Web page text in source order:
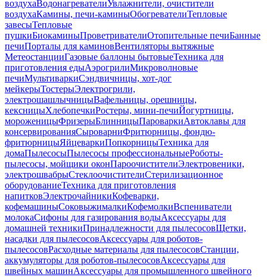
воздухаВодонагревателиУвлажнители, очистители
воздухаКамины, печи-каминыОбогревателиТепловые
завесыТепловые
пушкиБиокаминыПроветривателиОтопительные печиБанные
печиПорталы для каминовВентиляторы вытяжные
МетеостанцииГазовые баллоны бытовыеТехника для
приготовления едыАэрогрилиМикроволновые
печиМультиваркиСэндвичницы, хот-дог
мейкерыТостерыЭлектрогрили,
электрошашлычницыВафельницы, орешницы,
кексницыХлебопечкиРостеры, мини-печиЙогуртницы,
мороженицыФризерыБлинницыПароваркиАвтоклавы для
консервированияСыроварниФритюрницы, фондю-
фритюрницыЯйцеваркиПопкорницыТехника для
домаПылесосыПылесосы профессиональныеРоботы-
пылесосы, мойщики оконПароочистителиЭлектровеники,
электрошвабрыСтеклоочистителиСтерилизационное
оборудованиеТехника для приготовления
напитковЭлектрочайникиКофеварки,
кофемашиныСоковыжималкиКофемолкиВспениватели
молокаСифоны для газирования водыАксессуары для
домашней техникиПринадлежности для пылесосовЩетки,
насадки для пылесосовАксессуары для роботов-
пылесосовРасходные материалы для пылесосовСтанции,
аккумуляторы для роботов-пылесосовАксессуары для
швейных машинАксессуары для промышленного швейного